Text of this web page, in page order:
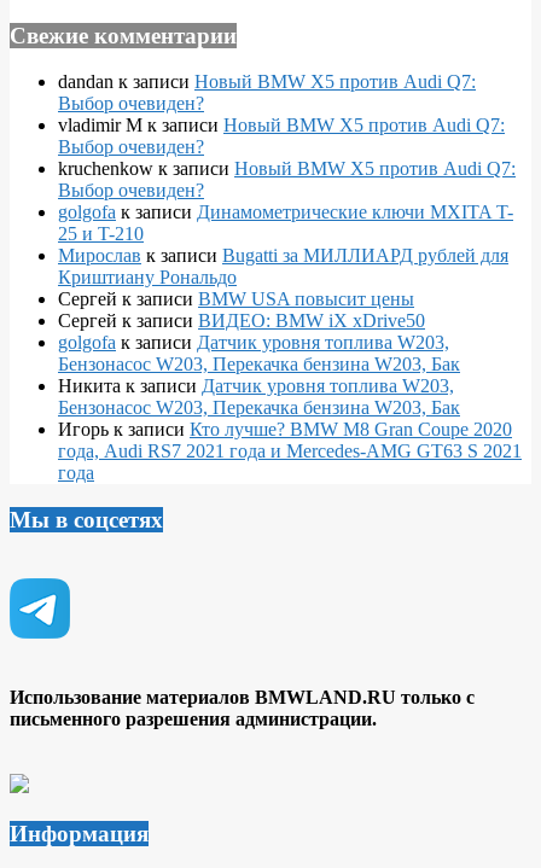
Свежие комментарии
dandan к записи Новый BMW X5 против Audi Q7:
Выбор очевиден?
vladimir M к записи Новый BMW X5 против Audi Q7:
Выбор очевиден?
kruchenkow к записи Новый BMW X5 против Audi Q7:
Выбор очевиден?
golgofa к записи Динамометрические ключи MXITA T-
25 и T-210
Мирослав к записи Bugatti за МИЛЛИАРД рублей для
Криштиану Рональдо
Сергей к записи BMW USA повысит цены
Сергей к записи ВИДЕО: BMW iX xDrive50
golgofa к записи Датчик уровня топлива W203,
Бензонасос W203, Перекачка бензина W203, Бак
Никита к записи Датчик уровня топлива W203,
Бензонасос W203, Перекачка бензина W203, Бак
Игорь к записи Кто лучше? BMW M8 Gran Coupe 2020
года, Audi RS7 2021 года и Mercedes-AMG GT63 S 2021
года
Мы в соцсетях
Использование материалов BMWLAND.RU только с
письменного разрешения администрации.
Информация